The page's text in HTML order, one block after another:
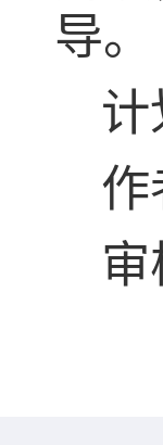
导。
计
作